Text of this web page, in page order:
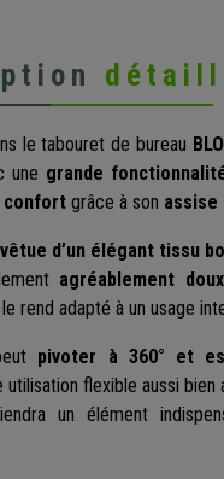
le tabouret de bureau
une grande
confort grâce à son assise
d’un élégant tissu
agréablement doux
rend adapté à un usage
pivoter à 360° et
flexible aussi bien
un élément